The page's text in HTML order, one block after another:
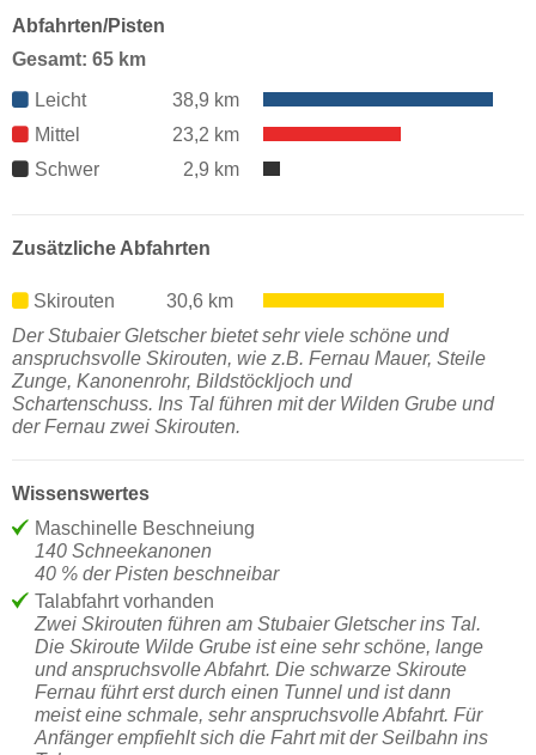
Abfahrten/Pisten
Gesamt: 65 km
Leicht
38,9 km
Mittel
23,2 km
Schwer
2,9 km
Zusätzliche Abfahrten
Skirouten
30,6 km
Der Stubaier Gletscher bietet sehr viele schöne und
anspruchsvolle Skirouten, wie z.B. Fernau Mauer, Steile
Zunge, Kanonenrohr, Bildstöckljoch und
Schartenschuss. Ins Tal führen mit der Wilden Grube und
der Fernau zwei Skirouten.
Wissenswertes
Maschinelle Beschneiung
140 Schneekanonen
40 % der Pisten beschneibar
Talabfahrt vorhanden
Zwei Skirouten führen am Stubaier Gletscher ins Tal.
Die Skiroute Wilde Grube ist eine sehr schöne, lange
und anspruchsvolle Abfahrt. Die schwarze Skiroute
Fernau führt erst durch einen Tunnel und ist dann
meist eine schmale, sehr anspruchsvolle Abfahrt. Für
Anfänger empfiehlt sich die Fahrt mit der Seilbahn ins